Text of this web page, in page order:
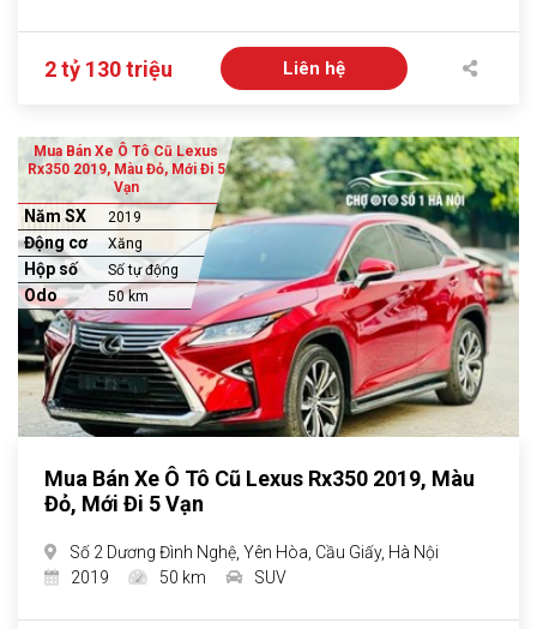
2 tỷ 130 triệu Liên hệ
Mua Bán Xe Ô Tô Cũ Lexus
Rx350 2019, Màu Đỏ, Mới Đi 5
Vạn
Năm SX 2019
Động cơ Xăng
Hộp số Số tự động
Odo 50 km
Mua Bán Xe Ô Tô Cũ Lexus Rx350 2019, Màu
Đỏ, Mới Đi 5 Vạn
Số 2 Dương Đình Nghệ, Yên Hòa, Cầu Giấy, Hà Nội
2019
50 km SUV